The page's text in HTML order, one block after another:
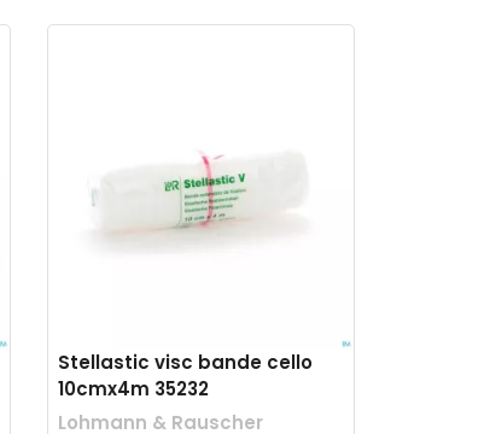
Stellastic visc bande cello
10cmx4m 35232
Lohmann & Rauscher